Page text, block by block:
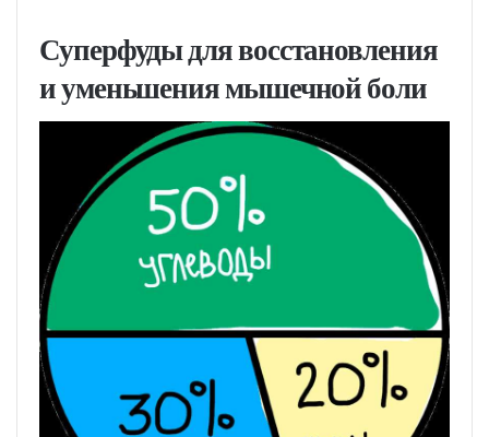
Суперфуды для восстановления
и уменьшения мышечной боли